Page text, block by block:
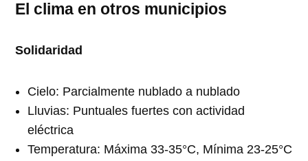
El clima en otros municipios
Solidaridad
Cielo: Parcialmente nublado a nublado
Lluvias: Puntuales fuertes con actividad
eléctrica
Temperatura: Máxima 33-35°C, Mínima 23-25°C